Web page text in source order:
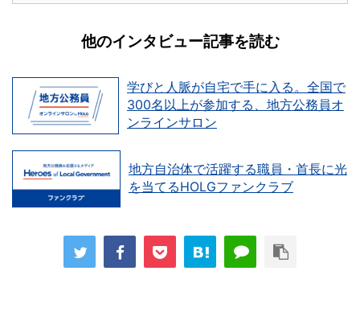
他のインタビュー記事を読む
学びと人脈が自宅で手に入る。全国で
300名以上が参加する、地方公務員オ
ンラインサロン
地方自治体で活躍する職員・首長に光
を当てるHOLGファンクラブ